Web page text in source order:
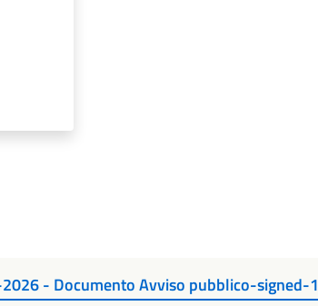
- Documento Avviso pubblico-signed-1